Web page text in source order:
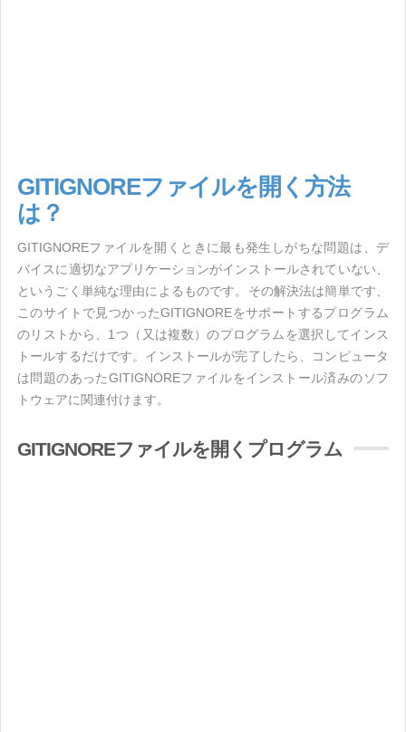
GITIGNOREファイルを開く方法
は？
GITIGNOREファイルを開くときに最も発生しがちな問題は、デ
バイスに適切なアプリケーションがインストールされていない、
というごく単純な理由によるものです。その解決法は簡単です、
このサイトで見つかったGITIGNOREをサポートするプログラム
のリストから、1つ（又は複数）のプログラムを選択してインス
トールするだけです。インストールが完了したら、コンピュータ
は問題のあったGITIGNOREファイルをインストール済みのソフ
トウェアに関連付けます。
GITIGNOREファイルを開くプログラム